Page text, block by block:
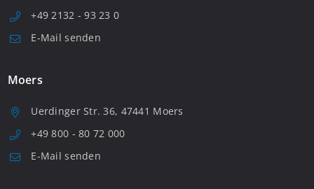
+49 2132 - 93 23 0
E-Mail senden
Moers
Uerdinger Str. 36, 47441 Moers
+49 800 - 80 72 000
E-Mail senden